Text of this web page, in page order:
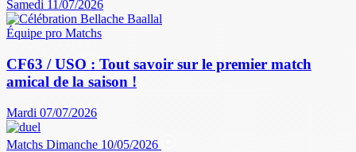
Samedi 11/07/2026
Équipe pro Matchs
CF63 / USO : Tout savoir sur le premier match
amical de la saison !
Mardi 07/07/2026
Matchs Dimanche 10/05/2026